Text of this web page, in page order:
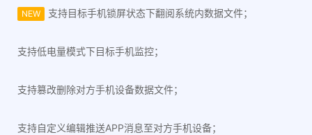
NEW 支持目标手机锁屏状态下翻阅系统内数据文件；
支持低电量模式下目标手机监控；
支持篡改删除对方手机设备数据文件；
支持自定义编辑推送APP消息至对方手机设备；